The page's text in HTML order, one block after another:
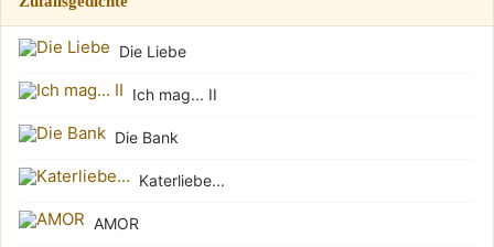
Die Liebe
Ich mag... II
Die Bank
Katerliebe...
AMOR